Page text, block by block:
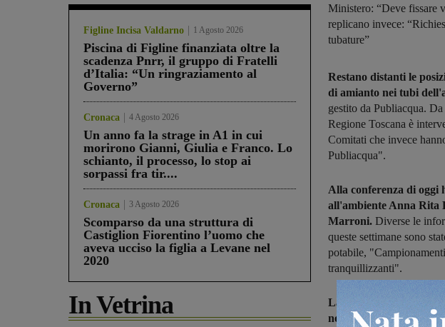
Figline Incisa Valdarno 1 Agosto 2026
Piscina di Figline finanziata oltre la
scadenza Pnrr, il gruppo di Fratelli
d’Italia: “Un ringraziamento al
Governo”
Cronaca 4 Agosto 2026
Un anno fa la strage in A1 in cui
morirono Gianni, Giulia e Franco. Lo
schianto, il processo, lo stop ai
sorpassi fra tir....
Cronaca 3 Agosto 2026
Scomparso da una struttura di
Castiglion Fiorentino l’uomo che
aveva ucciso la figlia a Levane nel
2020
In Vetrina
Ministero: “Deve fissare
replicano invece:
tubature”
Restano distanti le
di amianto nei tubi
gestito da Publiacqua.
Regione Toscana è
Comitati che invece
Publiacqua".
Alla conferenza di oggi
all'ambiente Anna Rita
Marroni. Diverse le
queste settimane sono
potabile, "
tranquillizzanti".
La Regione ha istituito
nell'acquedotto."Un